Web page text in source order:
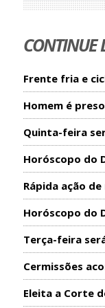
CONTINUE
Frente fria e
Homem é
Quinta-feira
Horóscopo do
Rápida ação
Horóscopo do
Terça-feira
Cermissões
Eleita a Corte